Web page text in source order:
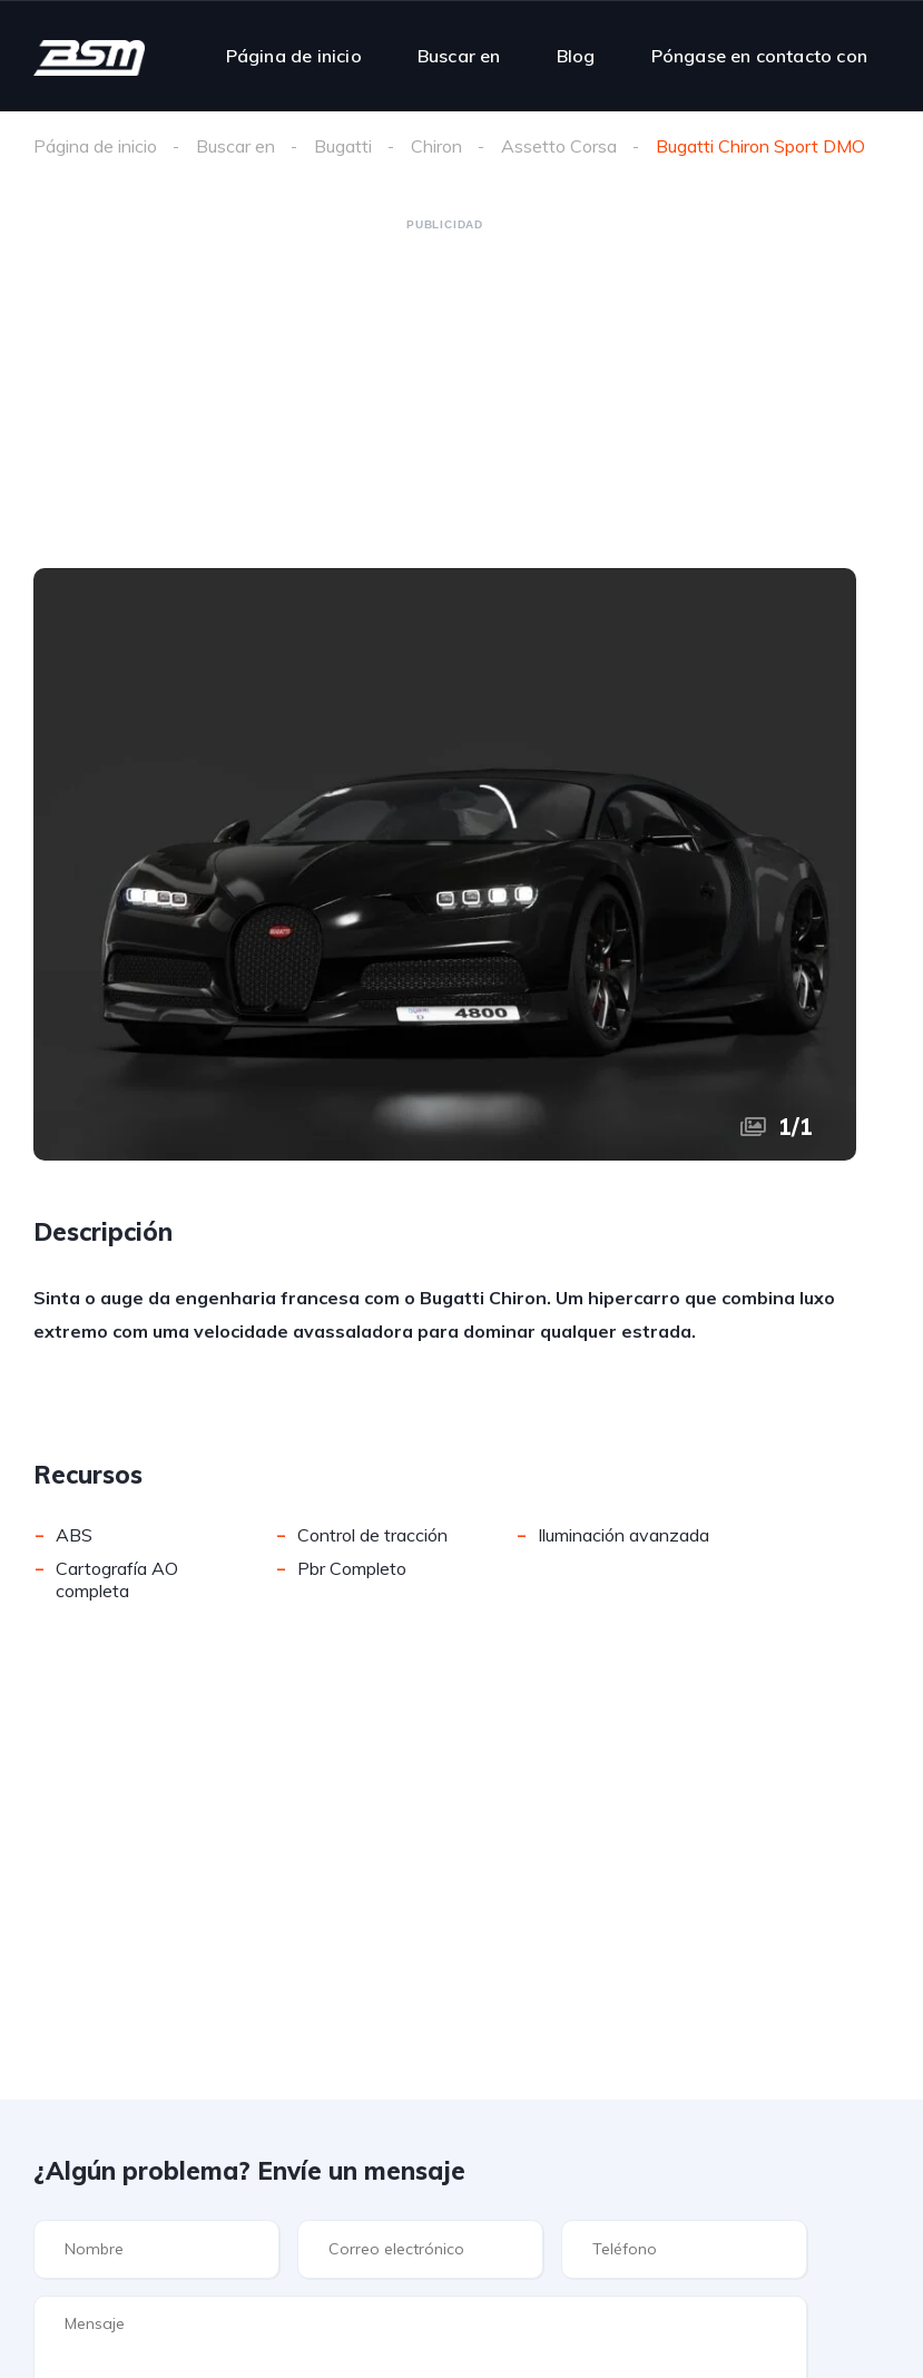
Página de inicio Buscar en Blog Póngase en contacto con
Página de inicio Buscar en Bugatti Chiron Assetto Corsa Bugatti Chiron Sport DMO
PUBLICIDAD
1/1
Descripción
Sinta o auge da engenharia francesa com o Bugatti Chiron. Um hipercarro que combina luxo
extremo com uma velocidade avassaladora para dominar qualquer estrada.
Recursos
- ABS - Control de tracción - Iluminación avanzada
- Cartografía AO
completa
- Pbr Completo
¿Algún problema? Envíe un mensaje